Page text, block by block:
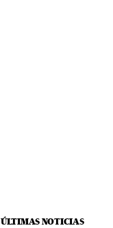
ÚLTIMAS NOTICIAS